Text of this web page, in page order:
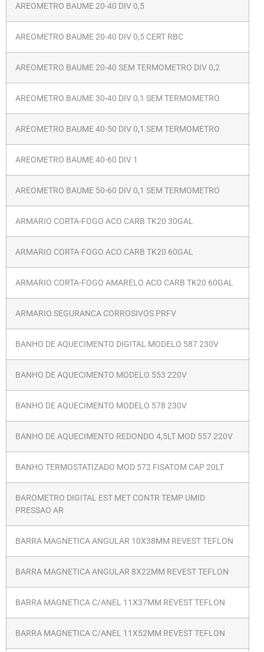
AREOMETRO BAUME 20-40 DIV 0,5
AREOMETRO BAUME 20-40 DIV 0,5 CERT RBC
AREOMETRO BAUME 20-40 SEM TERMOMETRO DIV 0,2
AREOMETRO BAUME 30-40 DIV 0,1 SEM TERMOMETRO
AREOMETRO BAUME 40-50 DIV 0,1 SEM TERMOMETRO
AREOMETRO BAUME 40-60 DIV 1
AREOMETRO BAUME 50-60 DIV 0,1 SEM TERMOMETRO
ARMARIO CORTA-FOGO ACO CARB TK20 30GAL
ARMARIO CORTA-FOGO ACO CARB TK20 60GAL
ARMARIO CORTA-FOGO AMARELO ACO CARB TK20 60GAL
ARMARIO SEGURANCA CORROSIVOS PRFV
BANHO DE AQUECIMENTO DIGITAL MODELO 587 230V
BANHO DE AQUECIMENTO MODELO 553 220V
BANHO DE AQUECIMENTO MODELO 578 230V
BANHO DE AQUECIMENTO REDONDO 4,5LT MOD 557 220V
BANHO TERMOSTATIZADO MOD 572 FISATOM CAP 20LT
BAROMETRO DIGITAL EST MET CONTR TEMP UMID
PRESSAO AR
BARRA MAGNETICA ANGULAR 10X38MM REVEST TEFLON
BARRA MAGNETICA ANGULAR 8X22MM REVEST TEFLON
BARRA MAGNETICA C/ANEL 11X37MM REVEST TEFLON
BARRA MAGNETICA C/ANEL 11X52MM REVEST TEFLON